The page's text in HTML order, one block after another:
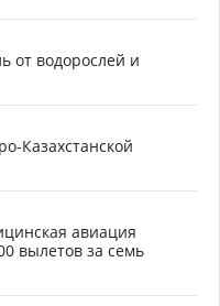
от водорослей и
Казахстанской
авиация
вылетов за семь